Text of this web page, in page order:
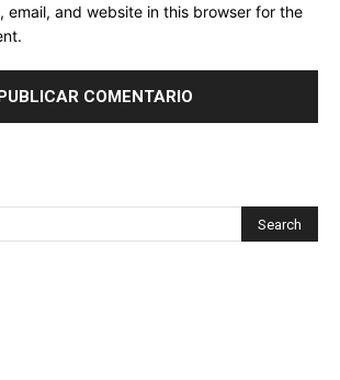
email, and website in this browser for the